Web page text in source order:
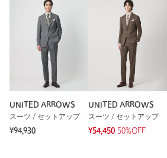
UNITED ARROWS
スーツ / セットアップ
¥94,930
UNITED ARROWS
スーツ / セットアップ
¥54,450 50%OFF